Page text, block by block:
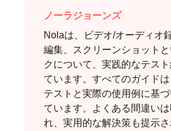
ノーラジョーンズ
Nolaは、ビデオ/オーディオ
編集、スクリーンショット
クについて、実践的なテス
ています。すべてのガイド
テストと実際の使用例に基
ています。よくある間違い
れ、実用的な解決策も提示さ